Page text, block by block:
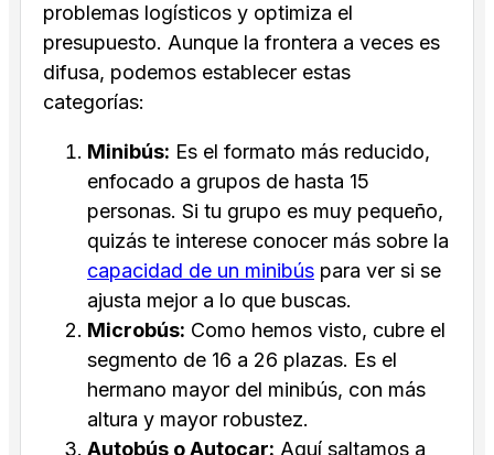
problemas logísticos y optimiza el
presupuesto. Aunque la frontera a veces es
difusa, podemos establecer estas
categorías:
Minibús: Es el formato más reducido,
enfocado a grupos de hasta 15
personas. Si tu grupo es muy pequeño,
quizás te interese conocer más sobre la
capacidad de un minibús para ver si se
ajusta mejor a lo que buscas.
Microbús: Como hemos visto, cubre el
segmento de 16 a 26 plazas. Es el
hermano mayor del minibús, con más
altura y mayor robustez.
Autobús o Autocar: Aquí saltamos a